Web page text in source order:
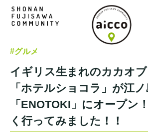
#グルメ
イギリス生まれのカカオ
「ホテルショコラ」が江ノ
「ENOTOKI」にオープン
く行ってみました！！